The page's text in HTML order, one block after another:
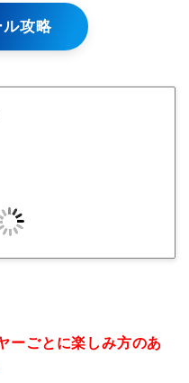
ル攻略
ーごとに楽しみ方のあ